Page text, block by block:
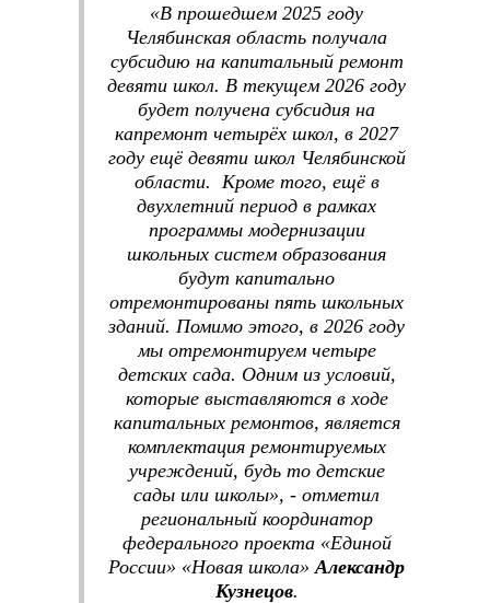
«В прошедшем 2025 году
Челябинская область получала
субсидию на капитальный ремонт
девяти школ. В текущем 2026 году
будет получена субсидия на
капремонт четырёх школ, в 2027
году ещё девяти школ Челябинской
области. Кроме того, ещё в
двухлетний период в рамках
программы модернизации
школьных систем образования
будут капитально
отремонтированы пять школьных
зданий. Помимо этого, в 2026 году
мы отремонтируем четыре
детских сада. Одним из условий,
которые выставляются в ходе
капитальных ремонтов, является
комплектация ремонтируемых
учреждений, будь то детские
сады или школы», - отметил
региональный координатор
федерального проекта «Единой
России» «Новая школа» Александр
Кузнецов.